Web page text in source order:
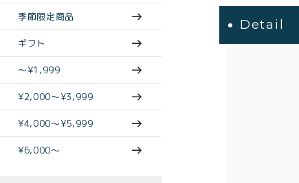
Detail
季節限定商品
ギフト
〜¥1,999
¥2,000〜¥3,999
¥4,000〜¥5,999
¥6,000〜